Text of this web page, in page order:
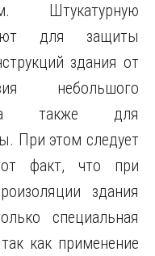
для защиты
здания от
небольшого
а также для
При этом следует
факт, что при
здания
специальная
как применение